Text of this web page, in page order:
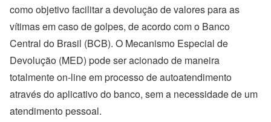
como objetivo facilitar a devolução de valores para as
vítimas em caso de golpes, de acordo com o Banco
Central do Brasil (BCB). O Mecanismo Especial de
Devolução (MED) pode ser acionado de maneira
totalmente on-line em processo de autoatendimento
através do aplicativo do banco, sem a necessidade de um
atendimento pessoal.